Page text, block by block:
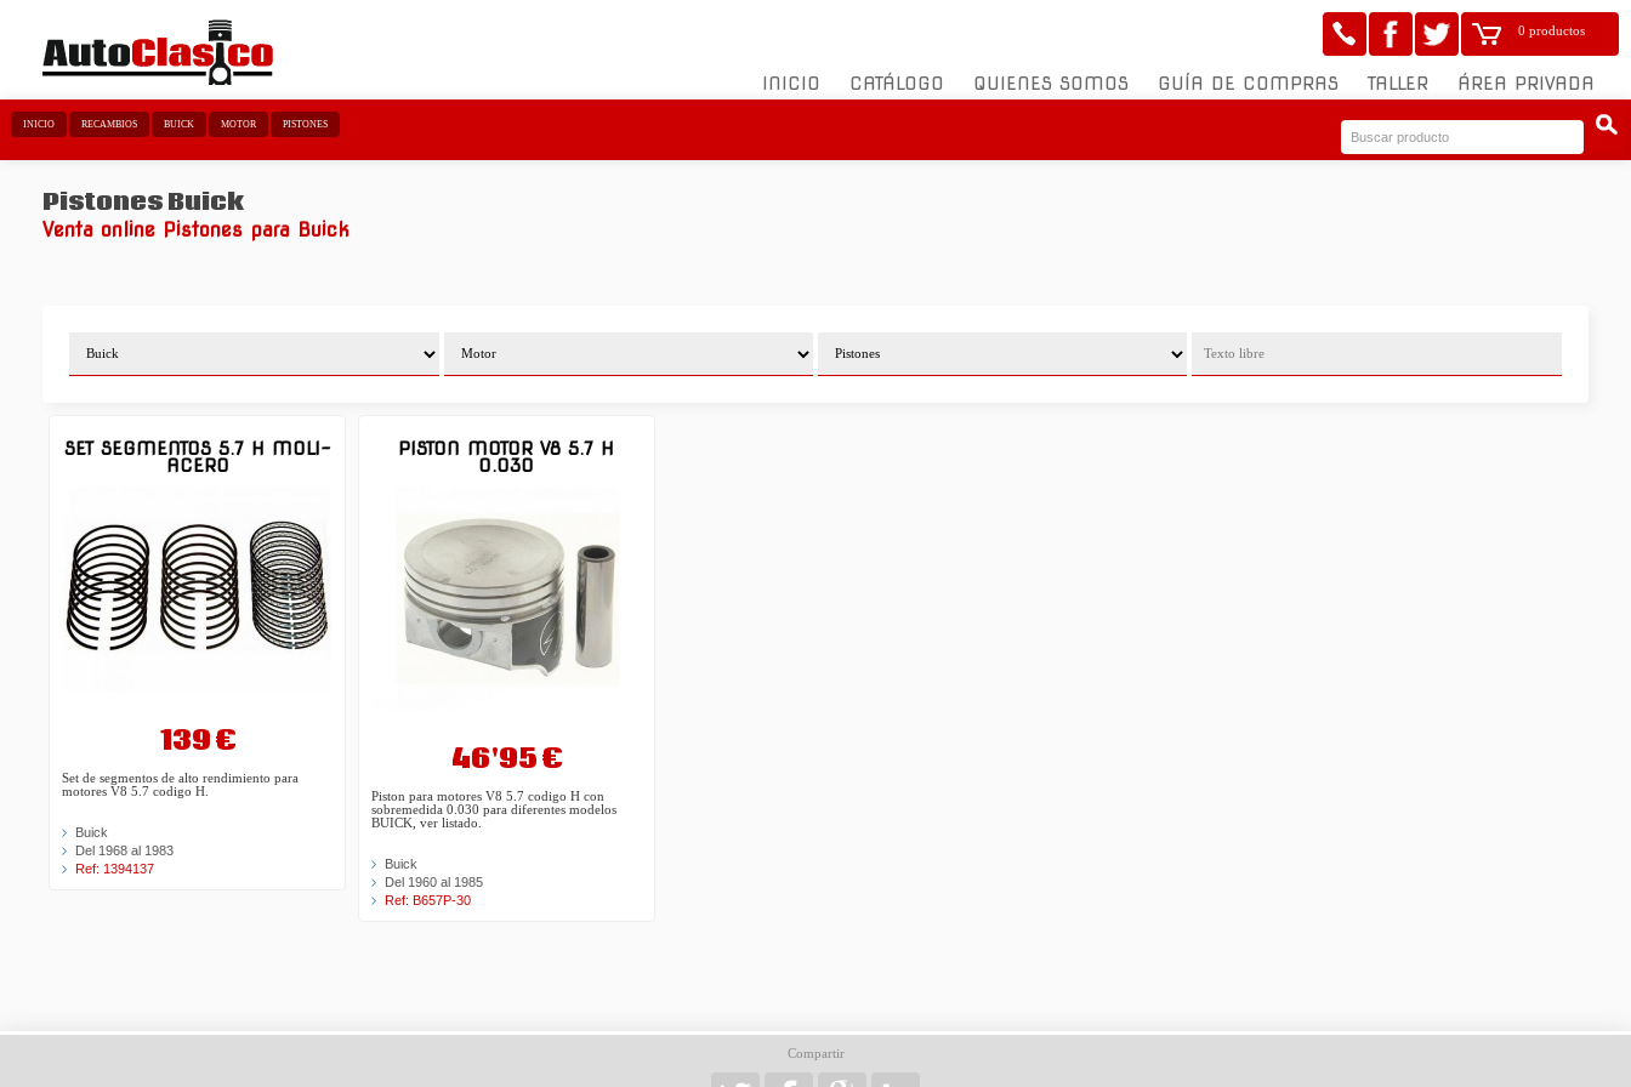
0 productos
INICIO CATÁLOGO QUIENES SOMOS GUÍA DE COMPRAS TALLER ÁREA PRIVADA
INICIO RECAMBIOS BUICK MOTOR PISTONES
Pistones Buick
Venta online Pistones para Buick
SET SEGMENTOS 5.7 H MOLI-
ACERO
139 €
Set de segmentos de alto rendimiento para
motores V8 5.7 codigo H.
Buick
Del 1968 al 1983
Ref: 1394137
PISTON MOTOR V8 5.7 H
0.030
46'95 €
Piston para motores V8 5.7 codigo H con
sobremedida 0.030 para diferentes modelos
BUICK, ver listado.
Buick
Del 1960 al 1985
Ref: B657P-30
Compartir